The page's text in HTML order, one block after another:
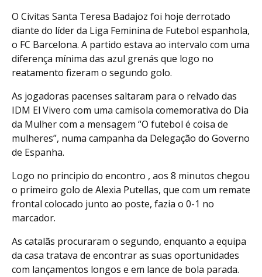
O Civitas Santa Teresa Badajoz foi hoje derrotado
diante do líder da Liga Feminina de Futebol espanhola,
o FC Barcelona. A partido estava ao intervalo com uma
diferença mínima das azul grenás que logo no
reatamento fizeram o segundo golo.
As jogadoras pacenses saltaram para o relvado das
IDM El Vivero com uma camisola comemorativa do Dia
da Mulher com a mensagem “O futebol é coisa de
mulheres”, numa campanha da Delegação do Governo
de Espanha.
Logo no principio do encontro , aos 8 minutos chegou
o primeiro golo de Alexia Putellas, que com um remate
frontal colocado junto ao poste, fazia o 0-1 no
marcador.
As catalãs procuraram o segundo, enquanto a equipa
da casa tratava de encontrar as suas oportunidades
com lançamentos longos e em lance de bola parada.